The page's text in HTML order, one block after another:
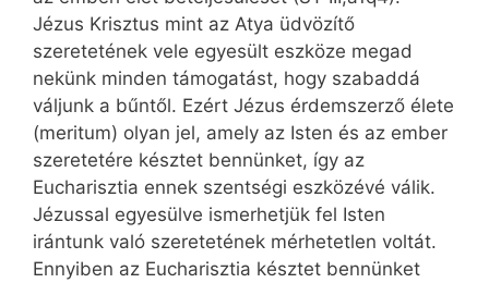
Jézus Krisztus mint az Atya üdvözítő
szeretetének vele egyesült eszköze megad
nekünk minden támogatást, hogy szabaddá
váljunk a bűntől. Ezért Jézus érdemszerző élete
(meritum) olyan jel, amely az Isten és az ember
szeretetére késztet bennünket, így az
Eucharisztia ennek szentségi eszközévé válik.
Jézussal egyesülve ismerhetjük fel Isten
irántunk való szeretetének mérhetetlen voltát.
Ennyiben az Eucharisztia késztet bennünket